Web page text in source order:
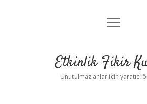
Anasayfa
Yasal Uyarı
menüyü
Etkinlik Fikir
Unutulmaz anlar için yaratıcı